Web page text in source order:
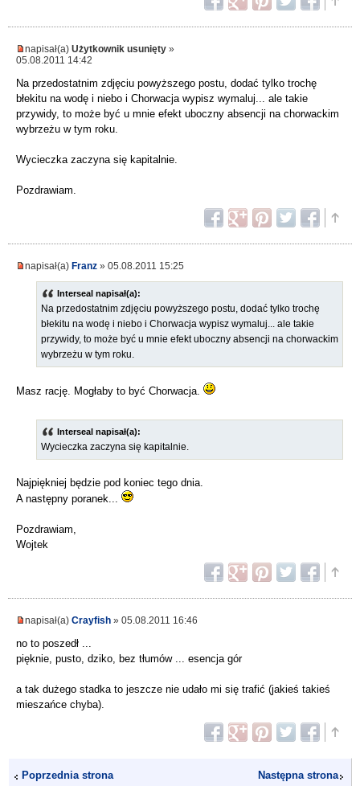
napisał(a) Użytkownik usunięty »
05.08.2011 14:42
Na przedostatnim zdjęciu powyższego postu, dodać tylko trochę
błekitu na wodę i niebo i Chorwacja wypisz wymaluj... ale takie
przywidy, to może być u mnie efekt uboczny absencji na chorwackim
wybrzeżu w tym roku.
Wycieczka zaczyna się kapitalnie.
Pozdrawiam.
napisał(a) Franz » 05.08.2011 15:25
Interseal napisał(a):
Na przedostatnim zdjęciu powyższego postu, dodać tylko trochę
błekitu na wodę i niebo i Chorwacja wypisz wymaluj... ale takie
przywidy, to może być u mnie efekt uboczny absencji na chorwackim
wybrzeżu w tym roku.
Masz rację. Mogłaby to być Chorwacja.
Interseal napisał(a):
Wycieczka zaczyna się kapitalnie.
Najpiękniej będzie pod koniec tego dnia.
A następny poranek...
Pozdrawiam,
Wojtek
napisał(a) Crayfish » 05.08.2011 16:46
no to poszedł ...
pięknie, pusto, dziko, bez tłumów ... esencja gór
a tak dużego stadka to jeszcze nie udało mi się trafić (jakieś takieś
mieszańce chyba).
Poprzednia strona Następna strona